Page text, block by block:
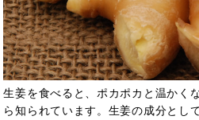
生姜を食べると、ポカポカと温かく
ら知られています。生姜の成分とし